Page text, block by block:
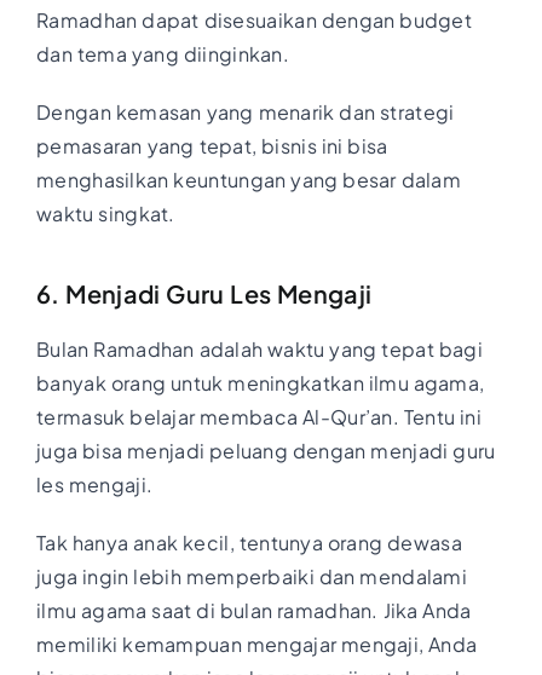
Ramadhan dapat disesuaikan dengan budget
dan tema yang diinginkan.
Dengan kemasan yang menarik dan strategi
pemasaran yang tepat, bisnis ini bisa
menghasilkan keuntungan yang besar dalam
waktu singkat.
6. Menjadi Guru Les Mengaji
Bulan Ramadhan adalah waktu yang tepat bagi
banyak orang untuk meningkatkan ilmu agama,
termasuk belajar membaca Al-Qur’an. Tentu ini
juga bisa menjadi peluang dengan menjadi guru
les mengaji.
Tak hanya anak kecil, tentunya orang dewasa
juga ingin lebih memperbaiki dan mendalami
ilmu agama saat di bulan ramadhan. Jika Anda
memiliki kemampuan mengajar mengaji, Anda